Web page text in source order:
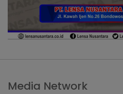
Media Network